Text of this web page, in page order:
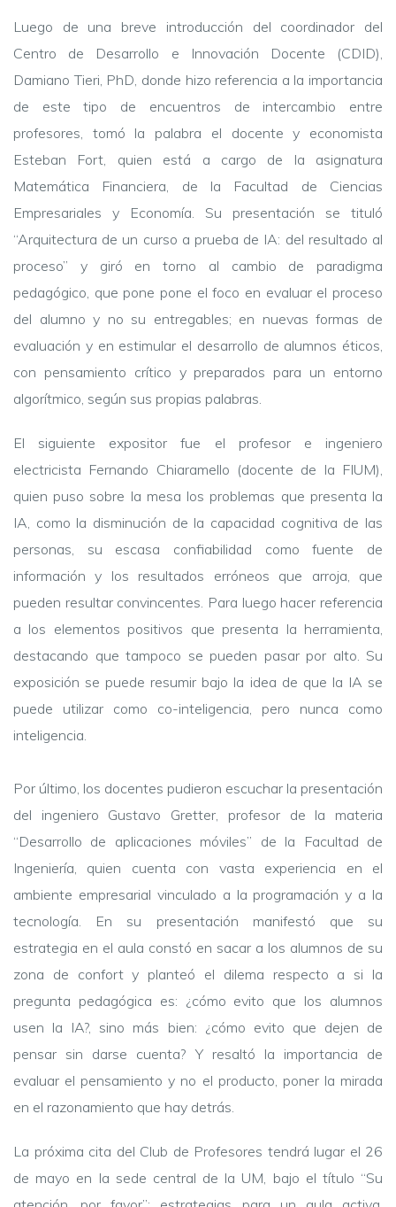
Luego de una breve introducción del coordinador del
Centro de Desarrollo e Innovación Docente (CDID),
Damiano Tieri, PhD, donde hizo referencia a la importancia
de este tipo de encuentros de intercambio entre
profesores, tomó la palabra el docente y economista
Esteban Fort, quien está a cargo de la asignatura
Matemática Financiera, de la Facultad de Ciencias
Empresariales y Economía. Su presentación se tituló
“Arquitectura de un curso a prueba de IA: del resultado al
proceso” y giró en torno al cambio de paradigma
pedagógico, que pone pone el foco en evaluar el proceso
del alumno y no su entregables; en nuevas formas de
evaluación y en estimular el desarrollo de alumnos éticos,
con pensamiento crítico y preparados para un entorno
algorítmico, según sus propias palabras.
El siguiente expositor fue el profesor e ingeniero
electricista Fernando Chiaramello (docente de la FIUM),
quien puso sobre la mesa los problemas que presenta la
IA, como la disminución de la capacidad cognitiva de las
personas, su escasa confiabilidad como fuente de
información y los resultados erróneos que arroja, que
pueden resultar convincentes. Para luego hacer referencia
a los elementos positivos que presenta la herramienta,
destacando que tampoco se pueden pasar por alto. Su
exposición se puede resumir bajo la idea de que la IA se
puede utilizar como co-inteligencia, pero nunca como
inteligencia.
Por último, los docentes pudieron escuchar la presentación
del ingeniero Gustavo Gretter, profesor de la materia
“Desarrollo de aplicaciones móviles” de la Facultad de
Ingeniería, quien cuenta con vasta experiencia en el
ambiente empresarial vinculado a la programación y a la
tecnología. En su presentación manifestó que su
estrategia en el aula constó en sacar a los alumnos de su
zona de confort y planteó el dilema respecto a si la
pregunta pedagógica es: ¿cómo evito que los alumnos
usen la IA?, sino más bien: ¿cómo evito que dejen de
pensar sin darse cuenta? Y resaltó la importancia de
evaluar el pensamiento y no el producto, poner la mirada
en el razonamiento que hay detrás.
La próxima cita del Club de Profesores tendrá lugar el 26
de mayo en la sede central de la UM, bajo el título “Su